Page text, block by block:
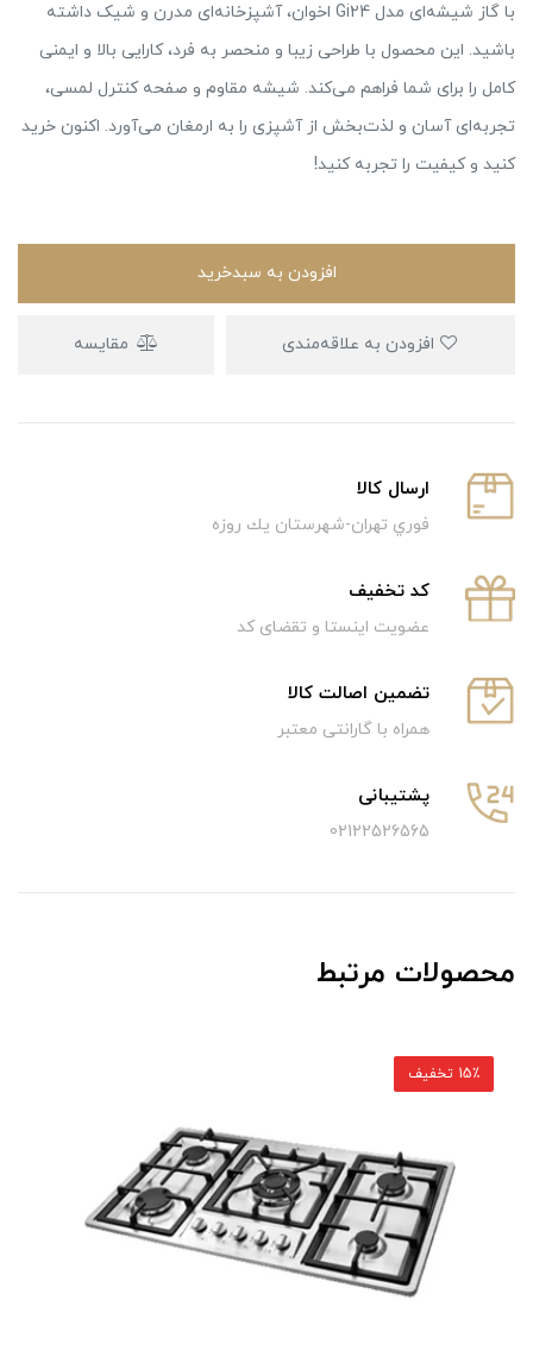
با گاز شیشه‌ای مدل Gi24 اخوان، آشپزخانه‌ای مدرن و شیک داشته
باشید. این محصول با طراحی زیبا و منحصر به فرد، کارایی بالا و ایمنی
کامل را برای شما فراهم می‌کند. شیشه مقاوم و صفحه کنترل لمسی،
تجربه‌ای آسان و لذت‌بخش از آشپزی را به ارمغان می‌آورد. اکنون خرید
کنید و کیفیت را تجربه کنید!
افزودن به سبدخرید
مقایسه
ارسال كالا
فوري تهران-شهرستان يك روزه
كد تخفيف
عضویت اینستا و تقضای کد
تضمین اصالت کالا
همراه با گارانتی معتبر
پشتیبانی
02122526565
محصولات مرتبط
15٪ تخفیف